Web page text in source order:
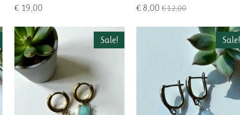
€ 19,00 € 8,00 € 12,00
Sale! Sale!